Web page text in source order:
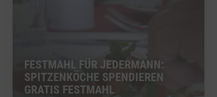
FESTMAHL FÜR JEDERMANN:
SPITZENKÖCHE SPENDIEREN
GRATIS FESTMAHL